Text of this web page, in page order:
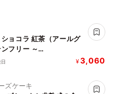
ョコラ 紅茶（アールグ
フリー ～
～【濃厚な口溶けは美味
¥ 3,060
ズケーキ